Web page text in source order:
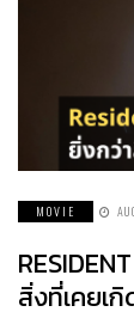
MOVIE
สิ่งที่เคยเกิ